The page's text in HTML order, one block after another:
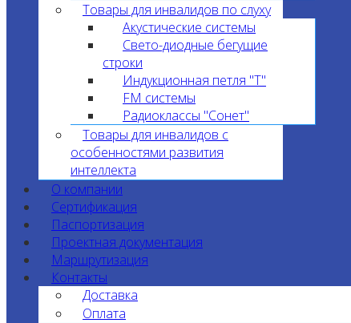
Товары для инвалидов по слуху
Акустические системы
Свето-диодные бегущие
строки
Индукционная петля "T"
FM системы
Радиоклассы "Сонет"
Товары для инвалидов с
особенностями развития
интеллекта
О компании
Сертификация
Паспортизация
Проектная документация
Маршрутизация
Контакты
Доставка
Оплата